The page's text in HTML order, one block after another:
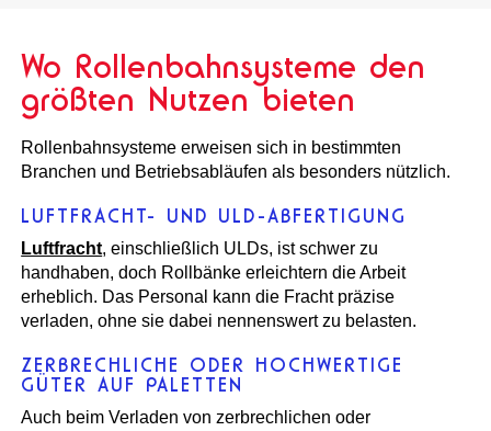
Wo Rollenbahnsysteme den
größten Nutzen bieten
Rollenbahnsysteme erweisen sich in bestimmten
Branchen und Betriebsabläufen als besonders nützlich.
LUFTFRACHT- UND ULD-ABFERTIGUNG
Luftfracht, einschließlich ULDs, ist schwer zu
handhaben, doch Rollbänke erleichtern die Arbeit
erheblich. Das Personal kann die Fracht präzise
verladen, ohne sie dabei nennenswert zu belasten.
ZERBRECHLICHE ODER HOCHWERTIGE
GÜTER AUF PALETTEN
Auch beim Verladen von zerbrechlichen oder